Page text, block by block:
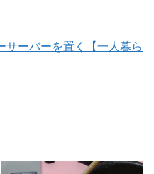
サーバーを置く【一人暮ら